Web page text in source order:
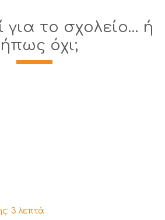
για το σχολείο… ή
όχι;
3 λεπτά